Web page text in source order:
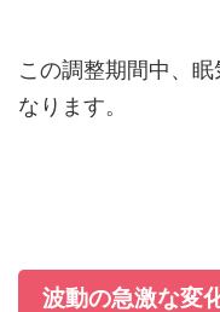
この調整期間中、
なります。
波動の急激な変